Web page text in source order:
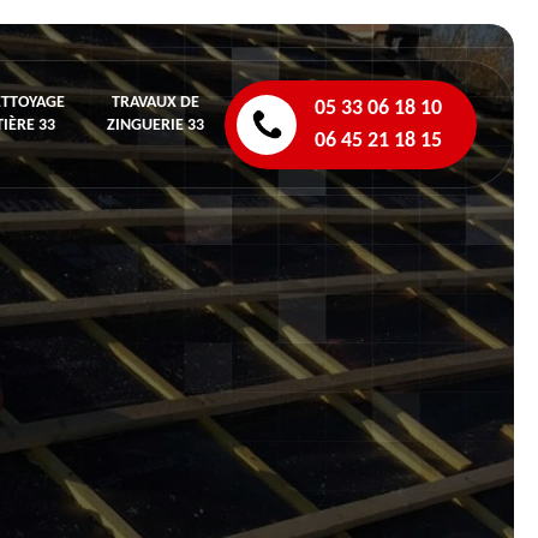
33
TRAVAUX DE
ZINGUERIE 33
05 33 06 18 10
06 45 21 18 15